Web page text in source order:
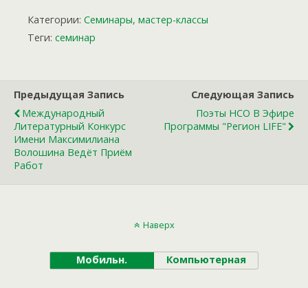
Категории: Семинары, мастер-классы
Теги: семинар
Предыдущая Запись
Международный
Литературный Конкурс
Имени Максимилиана
Волошина Ведёт Приём
Работ
Следующая Запись
Поэты НСО В Эфире
Программы "Регион LIFE"
Наверх
Мобильн. Компьютерная